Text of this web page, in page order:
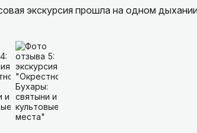
экскурсия прошла на одном